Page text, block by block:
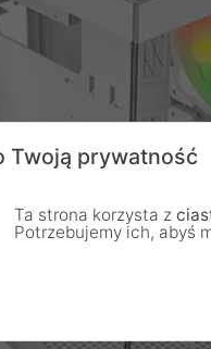
Twoją prywatność
Ta strona korzysta z
Potrzebujemy ich, abyś